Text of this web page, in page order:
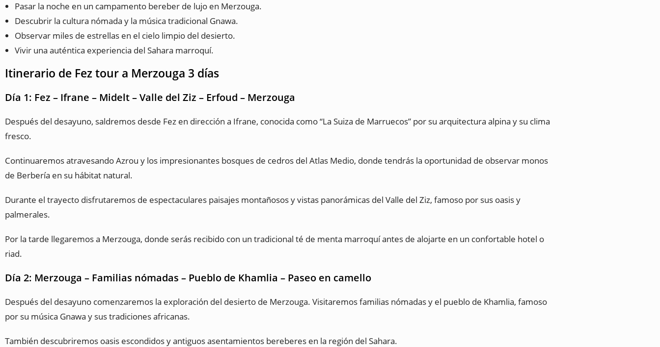
Pasar la noche en un campamento bereber de lujo en Merzouga.
Descubrir la cultura nómada y la música tradicional Gnawa.
Observar miles de estrellas en el cielo limpio del desierto.
Vivir una auténtica experiencia del Sahara marroquí.
Itinerario de Fez tour a Merzouga 3 días
Día 1: Fez – Ifrane – Midelt – Valle del Ziz – Erfoud – Merzouga
Después del desayuno, saldremos desde Fez en dirección a Ifrane, conocida como “La Suiza de Marruecos” por su arquitectura alpina y su clima
fresco.
Continuaremos atravesando Azrou y los impresionantes bosques de cedros del Atlas Medio, donde tendrás la oportunidad de observar monos
de Berbería en su hábitat natural.
Durante el trayecto disfrutaremos de espectaculares paisajes montañosos y vistas panorámicas del Valle del Ziz, famoso por sus oasis y
palmerales.
Por la tarde llegaremos a Merzouga, donde serás recibido con un tradicional té de menta marroquí antes de alojarte en un confortable hotel o
riad.
Día 2: Merzouga – Familias nómadas – Pueblo de Khamlia – Paseo en camello
Después del desayuno comenzaremos la exploración del desierto de Merzouga. Visitaremos familias nómadas y el pueblo de Khamlia, famoso
por su música Gnawa y sus tradiciones africanas.
También descubriremos oasis escondidos y antiguos asentamientos bereberes en la región del Sahara.